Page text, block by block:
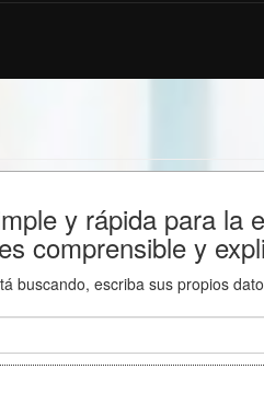
y rápida para la
comprensible y
buscando, escriba sus propios